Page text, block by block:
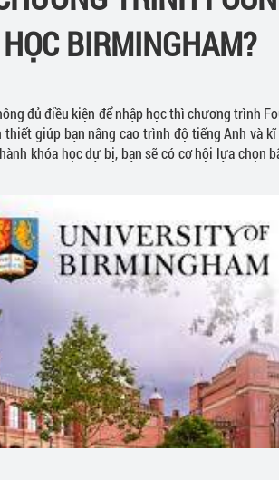
BIRMINGHAM?
đủ điều kiện để nhập học thì chương trình
giúp bạn nâng cao trình độ tiếng Anh và
khóa học dự bị, bạn sẽ có cơ hội lựa chọn